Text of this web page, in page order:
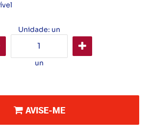
Unidade: un
un
AVISE-ME